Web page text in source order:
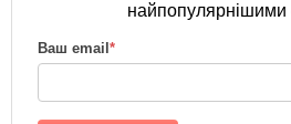
найпопулярнішими
Ваш email *